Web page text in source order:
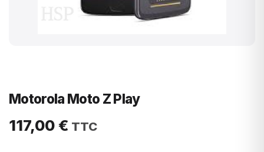
Motorola Moto Z Play
117,00€